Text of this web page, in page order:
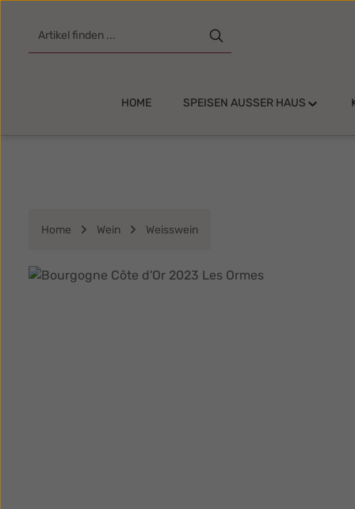
HOME SPEISEN AUSSER HAUS
Home Wein Weisswein
Bildergalerie überspringen